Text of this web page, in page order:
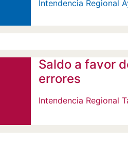
Intendencia Regional
Saldo a favor
errores
Intendencia Regional